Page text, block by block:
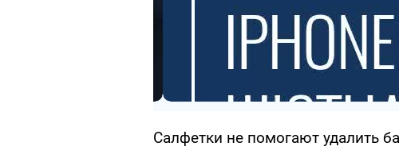
Салфетки не помогают удалить